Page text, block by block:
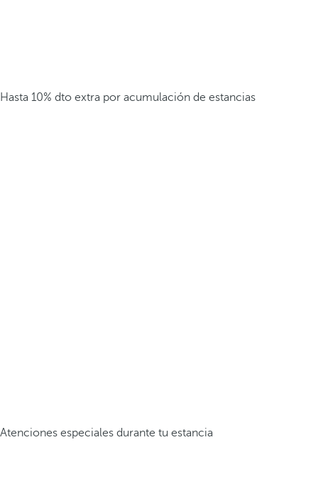
Hasta 10% dto extra por acumulación de estancias
Atenciones especiales durante tu estancia